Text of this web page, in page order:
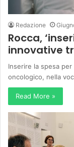
Redazione
Rocca,
innovative
Inserire la spesa
oncologico, nella
Read More »